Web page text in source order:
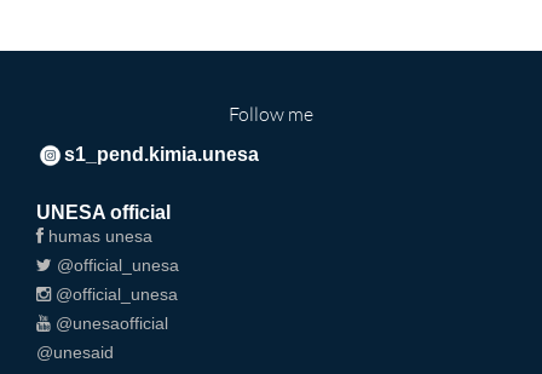
Follow me
s1_pend.kimia.unesa
UNESA official
humas unesa
@official_unesa
@official_unesa
@unesaofficial
@unesaid